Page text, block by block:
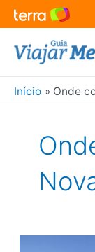
para
conteúdo
Início Onde